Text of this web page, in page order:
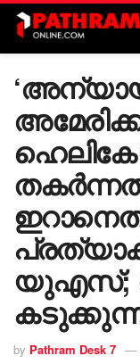
യുഎസ്;
by Pathram Desk 7